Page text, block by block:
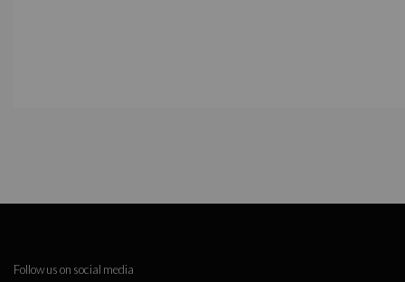
Follow us on social media